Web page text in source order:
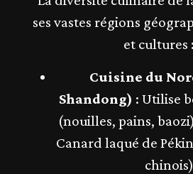
ses vastes régions
et cultures :
Cuisine du
Shandong) : Utilise
(nouilles, pains,
Canard laqué de